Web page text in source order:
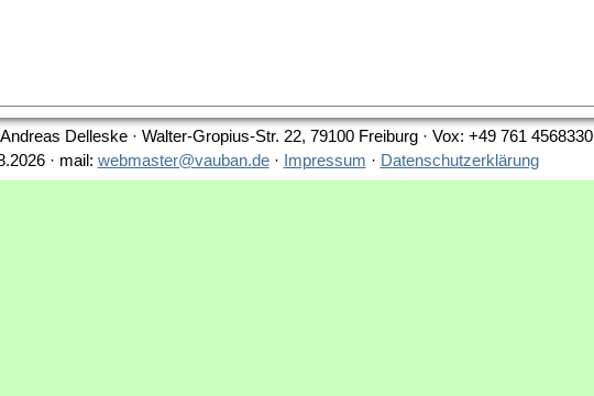
Delleske · Walter-Gropius-Str. 22, 79100 Freiburg · Vox: +49 761 4568330
· mail: webmaster@vauban.de· Impressum · Datenschutzerklärung